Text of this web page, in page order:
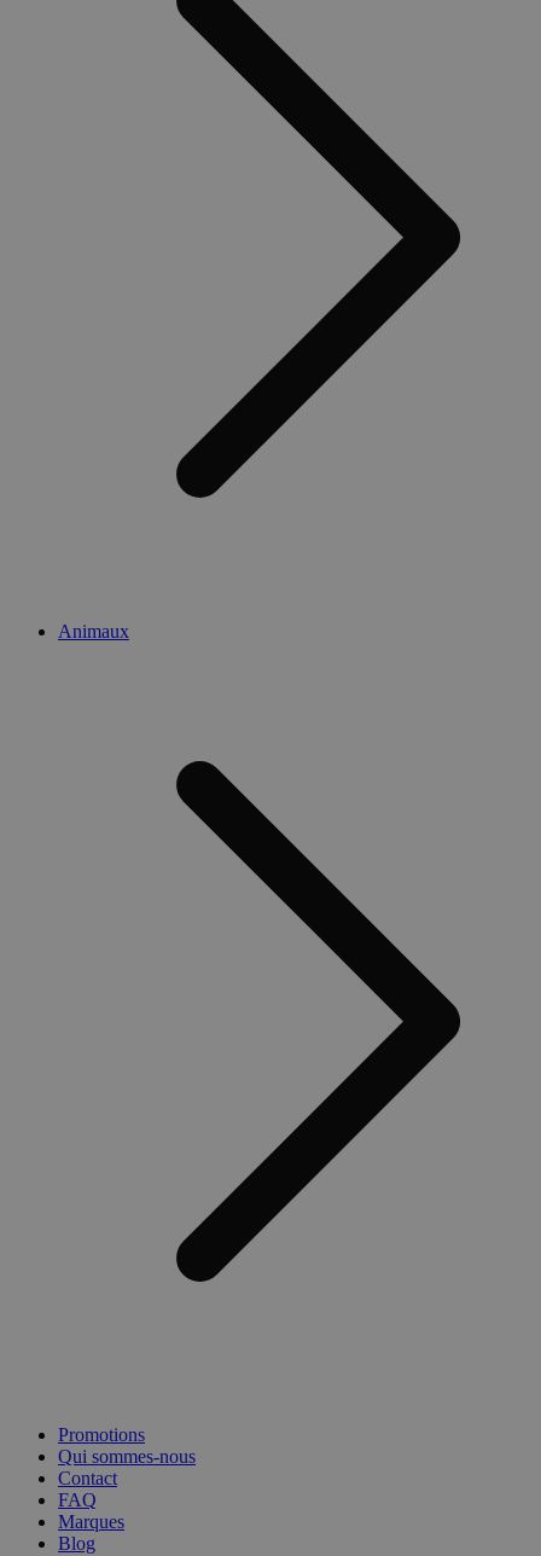
Animaux
Promotions
Qui sommes-nous
Contact
FAQ
Marques
Blog